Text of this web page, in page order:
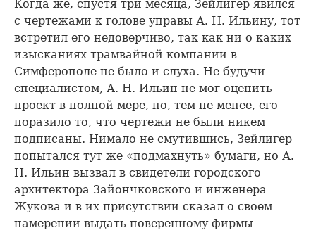
Когда же, спустя три месяца, Зейлигер явился
с чертежами к голове управы А. Н. Ильину, тот
встретил его недоверчиво, так как ни о каких
изысканиях трамвайной компании в
Симферополе не было и слуха. Не будучи
специалистом, А. Н. Ильин не мог оценить
проект в полной мере, но, тем не менее, его
поразило то, что чертежи не были никем
подписаны. Нимало не смутившись, Зейлигер
попытался тут же «подмахнуть» бумаги, но А.
Н. Ильин вызвал в свидетели городского
архитектора Зайончковского и инженера
Жукова и в их присутствии сказал о своем
намерении выдать поверенному фирмы